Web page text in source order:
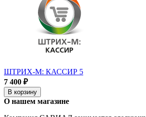
ШТРИХ-М: КАССИР 5
7 400 ₽
В корзину
О нашем магазине